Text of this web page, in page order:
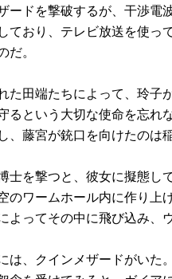
ードを撃破するが、干渉電
ており、テレビ放送を使っ
。
た田端たちによって、玲子
るという大切な使命を忘れ
、藤宮が銃口を向けたのは
士を撃つと、彼女に擬態し
のワームホール内に作り上
よってその中に飛び込み、
は、クインメザードがいた